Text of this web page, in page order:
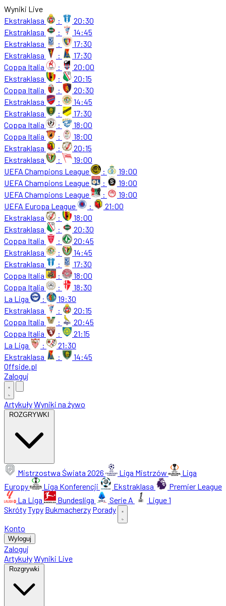
Wyniki Live
Ekstraklasa
:
20:30
Ekstraklasa
:
14:45
Ekstraklasa
:
17:30
Ekstraklasa
:
17:30
Coppa Italia
:
20:00
Ekstraklasa
:
20:15
Coppa Italia
:
20:30
Ekstraklasa
:
14:45
Ekstraklasa
:
17:30
Coppa Italia
:
18:00
Coppa Italia
:
18:00
Ekstraklasa
:
20:15
Ekstraklasa
:
19:00
UEFA Champions League
:
19:00
UEFA Champions League
:
19:00
UEFA Champions League
:
19:00
UEFA Europa League
:
21:00
Ekstraklasa
:
18:00
Ekstraklasa
:
20:30
Coppa Italia
:
20:45
Ekstraklasa
:
14:45
Ekstraklasa
:
17:30
Coppa Italia
:
18:00
Coppa Italia
:
18:30
La Liga
:
19:30
Ekstraklasa
:
20:15
Coppa Italia
:
20:45
Coppa Italia
:
21:15
La Liga
:
21:30
Ekstraklasa
:
14:45
Offside.pl
Zaloguj
ArtykułyWyniki na żywo
ROZGRYWKI
Mistrzostwa Świata 2026 Liga Mistrzów
Liga
Europy
Liga Konferencji Ekstraklasa
Premier League
La Liga
Bundesliga Serie A
Ligue 1
SkrótyTypy Bukmacherzy Porady
Konto
Wyloguj
Zaloguj
ArtykułyWyniki Live
Rozgrywki